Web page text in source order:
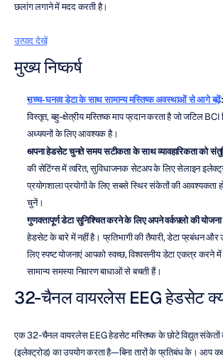
छलांग लगाने में मदद करती है।
उत्पाद देखें
मुख्य निष्कर्ष
उच्च-घनत्व डेटा के साथ सामान्य मस्तिष्क अवस्थाओं से आगे बढ़ें:
विस्तृत, बहु-क्षेत्रीय मस्तिष्क माप प्रदान करता है जो जटिल
अध्ययनों के लिए आवश्यक है।
अपना हेडसेट चुनते समय सटीकता के साथ व्यावहारिकता को
की सेटिंग्स में त्वरित, सुविधाजनक सेटअप के लिए सेलाइन
प्रयोगशाला प्रयोगों के लिए सबसे स्थिर संकेतों की आवश्यकता
चुनें।
गुणवत्तापूर्ण डेटा सुनिश्चित करने के लिए अपने वर्कफ़्लो की योजना
हेडसेट के बारे में नहीं है। प्रतिभागी की तैयारी, डेटा प्रबंधन
लिए स्पष्ट योजनाएं आपको स्वच्छ, विश्वसनीय डेटा एकत्र
सामान्य समस्या निवारण बाधाओं से बचती हैं।
32-चैनल वायरलेस EEG हेडसेट
एक 32-चैनल वायरलेस EEG हेडसेट मस्तिष्क के छोटे विद्युत
(इलेक्ट्रोड) का उपयोग करता है—बिना तारों के प्रतिबंध के। आप